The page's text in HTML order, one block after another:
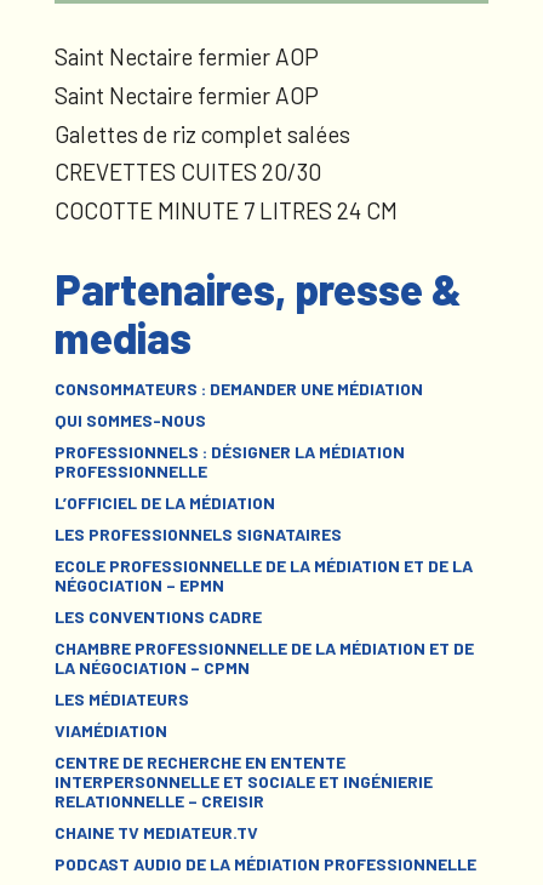
Saint Nectaire fermier AOP
Saint Nectaire fermier AOP
Galettes de riz complet salées
CREVETTES CUITES 20/30
COCOTTE MINUTE 7 LITRES 24 CM
Partenaires, presse &
medias
CONSOMMATEURS : DEMANDER UNE MÉDIATION
QUI SOMMES-NOUS
PROFESSIONNELS : DÉSIGNER LA MÉDIATION
PROFESSIONNELLE
L’OFFICIEL DE LA MÉDIATION
LES PROFESSIONNELS SIGNATAIRES
ECOLE PROFESSIONNELLE DE LA MÉDIATION ET DE LA
NÉGOCIATION – EPMN
LES CONVENTIONS CADRE
CHAMBRE PROFESSIONNELLE DE LA MÉDIATION ET DE
LA NÉGOCIATION – CPMN
LES MÉDIATEURS
VIAMÉDIATION
CENTRE DE RECHERCHE EN ENTENTE
INTERPERSONNELLE ET SOCIALE ET INGÉNIERIE
RELATIONNELLE – CREISIR
CHAINE TV MEDIATEUR.TV
PODCAST AUDIO DE LA MÉDIATION PROFESSIONNELLE